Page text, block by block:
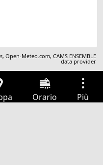
,Open-Meteo.com,CAMS ENSEMBLE
data provider
Orario Più